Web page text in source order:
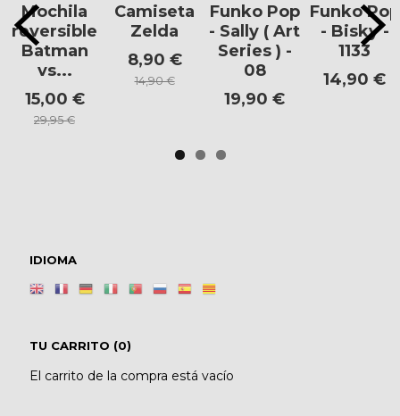
IDIOMA
TU CARRITO (0)
El carrito de la compra está vacío
Mochila
reversible
Batman
vs...
15,00 €
29,95 €
Camiseta
Zelda
8,90 €
14,90 €
Funko Pop
- Sally ( Art
Series ) -
08
19,90 €
Funko Pop
- Bisky -
1133
14,90 €